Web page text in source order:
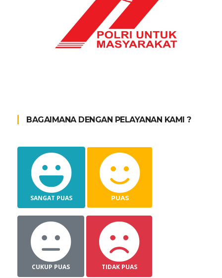
BAGAIMANA DENGAN PELAYANAN KAMI ?
SANGAT PUAS PUAS
CUKUP PUAS TIDAK PUAS